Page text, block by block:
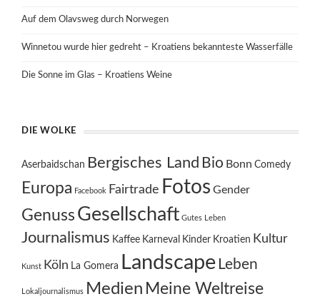
Auf dem Olavsweg durch Norwegen
Winnetou wurde hier gedreht – Kroatiens bekannteste Wasserfälle
Die Sonne im Glas – Kroatiens Weine
DIE WOLKE
Aserbaidschan Bergisches Land Bio Bonn Comedy
Europa Facebook Fairtrade Fotos Gender
Genuss Gesellschaft Gutes Leben
Journalismus Kaffee Karneval Kinder Kroatien Kultur
Kunst Köln La Gomera Landscape Leben
Lokaljournalismus Medien Meine Weltreise